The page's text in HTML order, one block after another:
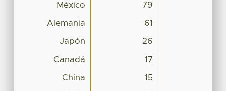
México 79
Alemania 61
Japón 26
Canadá 17
China 15